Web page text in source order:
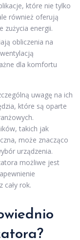
które nie tylko
również oferują
zużycia energii.
obliczenia na
dla komfortu
uwagę na ich
które są oparte
takich jak
może znacząco
urządzenia.
możliwe jest
cały rok.